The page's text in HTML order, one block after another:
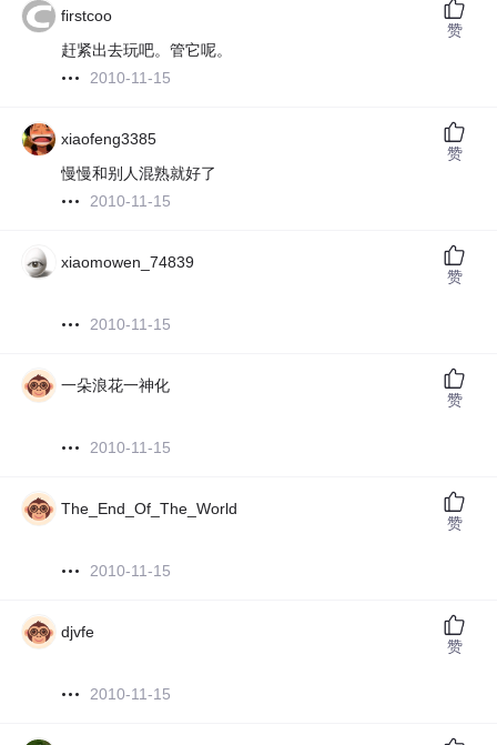
firstcoo
赶紧出去玩吧。管它呢。
2010-11-15
赞
xiaofeng3385
慢慢和别人混熟就好了
2010-11-15
赞
xiaomowen_74839
2010-11-15
赞
一朵浪花一神化
2010-11-15
赞
The_End_Of_The_World
2010-11-15
赞
djvfe
2010-11-15
赞